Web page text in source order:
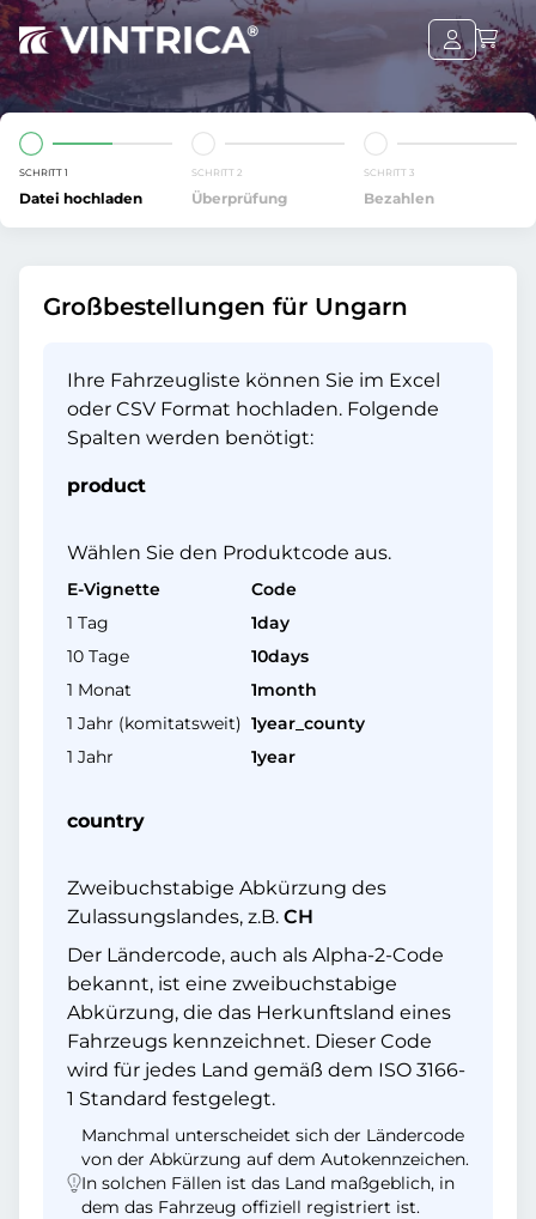
SCHRITT 1
Datei hochladen
SCHRITT 2
Überprüfung
SCHRITT 3
Bezahlen
Großbestellungen für Ungarn
Ihre Fahrzeugliste können Sie im Excel
oder CSV Format hochladen. Folgende
Spalten werden benötigt:
product
Wählen Sie den Produktcode aus.
E-Vignette
Code
1 Tag
1day
10 Tage
10days
1 Monat
1month
1 Jahr (komitatsweit) 1year_county
1 Jahr
1year
country
Zweibuchstabige Abkürzung des
Zulassungslandes, z.B. CH
Der Ländercode, auch als Alpha-2-Code
bekannt, ist eine zweibuchstabige
Abkürzung, die das Herkunftsland eines
Fahrzeugs kennzeichnet. Dieser Code
wird für jedes Land gemäß dem ISO 3166-
1 Standard festgelegt.
Manchmal unterscheidet sich der Ländercode
von der Abkürzung auf dem Autokennzeichen.
In solchen Fällen ist das Land maßgeblich, in
dem das Fahrzeug offiziell registriert ist.